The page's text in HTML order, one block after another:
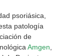
psoriásica,
patología
de
Amgen